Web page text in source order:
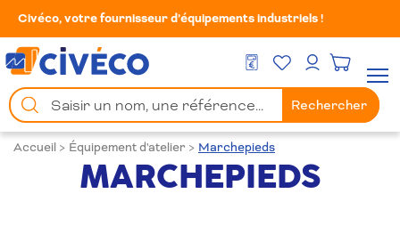
Civéco, votre fournisseur d’équipements industriels !
DEVIS GRATUIT
Mes FavorisMon compte
Chercher
un
produit
Rechercher
Accueil > Équipement d'atelier > Marchepieds
MARCHEPIEDS